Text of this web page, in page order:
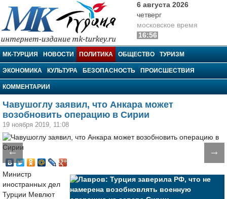
МК-Турция
6 августа 2026
четверг
московское время
16:56
МК-ТУРЦИЯ НОВОСТИ ПОЛИТИКА ОБЩЕСТВО ТУРИЗМ
ЭКОНОМИКА КУЛЬТУРА БЕЗОПАСНОСТЬ ПРОИСШЕСТВИЯ
КОММЕНТАРИИ
Чавушоглу заявил, что Анкара может
возобновить операцию в Сирии
19 ноября 2019, 11:08
← →
Министр
иностранных дел
Турции Мевлют